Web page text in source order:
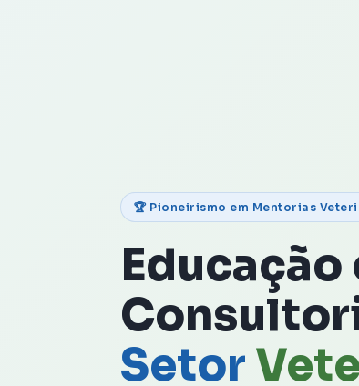
🏆 Pioneirismo em Mentorias
Educação
Setor